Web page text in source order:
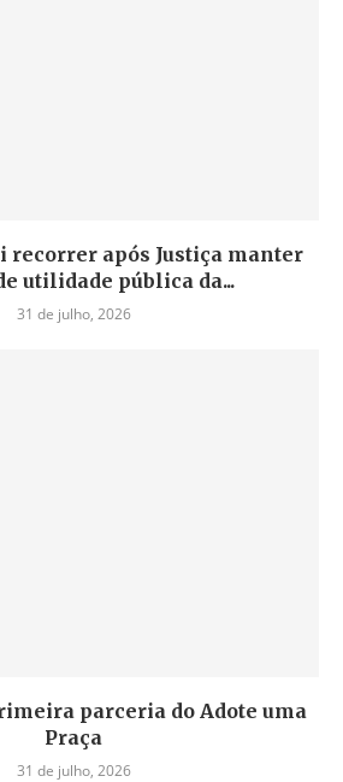
recorrer após Justiça manter
utilidade pública da...
31 de julho, 2026
parceria do Adote uma
Praça
31 de julho, 2026